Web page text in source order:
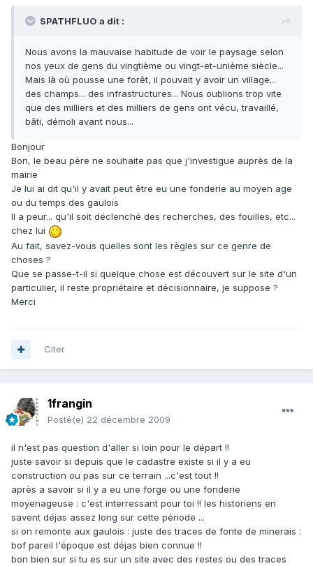
SPATHFLUO a dit :
Nous avons la mauvaise habitude de voir le paysage selon
nos yeux de gens du vingtième ou vingt-et-unième siècle...
Mais là où pousse une forêt, il pouvait y avoir un village...
des champs... des infrastructures... Nous oublions trop vite
que des milliers et des milliers de gens ont vécu, travaillé,
bâti, démoli avant nous...
Bonjour
Bon, le beau père ne souhaite pas que j'investigue auprès de la
mairie
Je lui ai dit qu'il y avait peut être eu une fonderie au moyen age
ou du temps des gaulois
Il a peur... qu'il soit déclenché des recherches, des fouilles, etc...
chez lui
Au fait, savez-vous quelles sont les règles sur ce genre de
choses ?
Que se passe-t-il si quelque chose est découvert sur le site d'un
particulier, il reste propriétaire et décisionnaire, je suppose ?
Merci
Citer
1frangin
Posté(e) 22 décembre 2009
il n'est pas question d'aller si loin pour le départ !!
juste savoir si depuis que le cadastre existe si il y a eu
construction ou pas sur ce terrain ...c'est tout !!
après a savoir si il y a eu une forge ou une fonderie
moyenageuse : c'est interressant pour toi !! les historiens en
savent déjas assez long sur cette période ...
si on remonte aux gaulois : juste des traces de fonte de minerais :
bof pareil l'époque est déjas bien connue !!
bon bien sur si tu es sur un site avec des restes ou des traces